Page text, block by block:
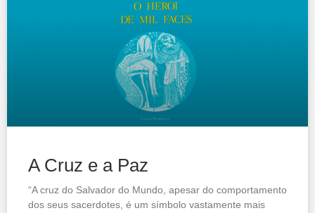
A Cruz e a Paz
“A cruz do Salvador do Mundo, apesar do comportamento
dos seus sacerdotes, é um símbolo vastamente mais